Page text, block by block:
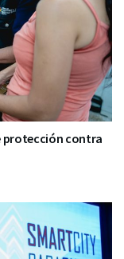
protección contra